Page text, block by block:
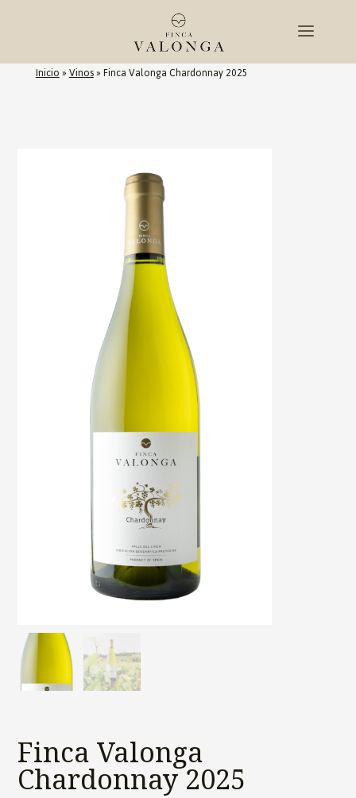
Inicio»Vinos»Finca Valonga Chardonnay 2025
Finca Valonga
Chardonnay 2025